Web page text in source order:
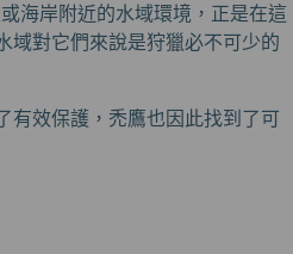
海岸附近的水域環境，正是在這
對它們來說是狩獵必不可少的
有效保護，禿鷹也因此找到了可